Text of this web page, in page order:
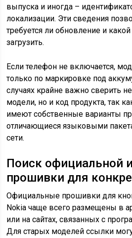
выпуска и иногда –
локализации. Эти сведения
требуется ли обновление и
загрузить.
Если телефон не включается,
только по маркировке под
случаях крайне важно сверить
модели, но и код продукта, так
имеют собственные варианты
отличающиеся языковыми
сети.
Поиск официальной
прошивки для
Официальные прошивки для
Nokia чаще всего размещены в
или на сайтах, связанных с
Для старых моделей ссылки